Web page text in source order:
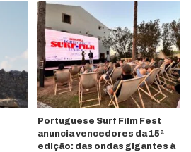
Portuguese Surf Film Fest
anuncia vencedores da 15ª
edição: das ondas gigantes à